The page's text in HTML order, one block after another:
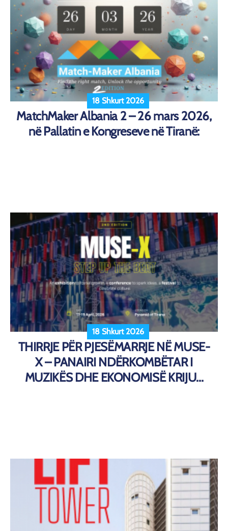
18 Shkurt 2026
MatchMaker Albania 2 – 26 mars 2026,
në Pallatin e Kongreseve në Tiranë:
18 Shkurt 2026
THIRRJE PËR PJESËMARRJE NË MUSE-
X – PANAIRI NDËRKOMBËTAR I
MUZIKËS DHE EKONOMISË KRIJU...